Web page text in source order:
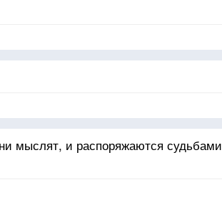
мыслят, и распоряжаются судьбами